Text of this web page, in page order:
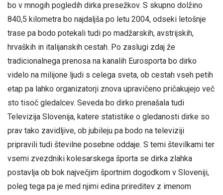
bo v mnogih pogledih dirka presežkov. S skupno dolžino
840,5 kilometra bo najdaljša po letu 2004, odseki letošnje
trase pa bodo potekali tudi po madžarskih, avstrijskih,
hrvaških in italijanskih cestah. Po zaslugi zdaj že
tradicionalnega prenosa na kanalih Eurosporta bo dirko
videlo na milijone ljudi s celega sveta, ob cestah vseh petih
etap pa lahko organizatorji znova upravičeno pričakujejo več
sto tisoč gledalcev. Seveda bo dirko prenašala tudi
Televizija Slovenija, katere statistike o gledanosti dirke so
prav tako zavidljive, ob jubileju pa bodo na televiziji
pripravili tudi številne posebne oddaje. S temi številkami ter
vsemi zvezdniki kolesarskega športa se dirka zlahka
postavlja ob bok največjim športnim dogodkom v Sloveniji,
poleg tega pa je med njimi edina prireditev z imenom